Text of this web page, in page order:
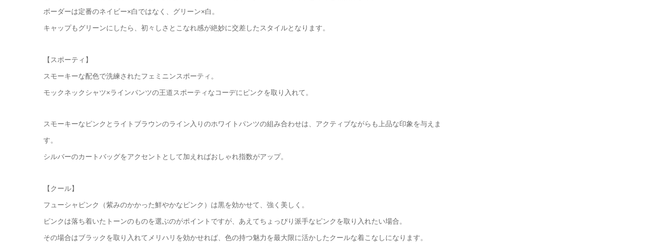
ボーダーは定番のネイビー×白ではなく、グリーン×白。
キャップもグリーンにしたら、初々しさとこなれ感が絶妙に交差したスタイルとなります。
【スポーティ】
スモーキーな配色で洗練されたフェミニンスポーティ。
モックネックシャツ×ラインパンツの王道スポーティなコーデにピンクを取り入れて。
スモーキーなピンクとライトブラウンのライン入りのホワイトパンツの組み合わせは、アクティブながらも上品な印象を与えま
す。
シルバーのカートバッグをアクセントとして加えればおしゃれ指数がアップ。
【クール】
フューシャピンク（紫みのかかった鮮やかなピンク）は黒を効かせて、強く美しく。
ピンクは落ち着いたトーンのものを選ぶのがポイントですが、あえてちょっぴり派手なピンクを取り入れたい場合。
その場合はブラックを取り入れてメリハリを効かせれば、色の持つ魅力を最大限に活かしたクールな着こなしになります。